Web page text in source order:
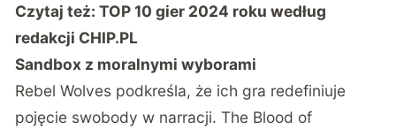
Czytaj też:TOP 10 gier 2024 roku według
redakcji CHIP.PL
Sandbox z moralnymi wyborami
Rebel Wolves podkreśla, że ich gra redefiniuje
pojęcie swobody w narracji. The Blood of